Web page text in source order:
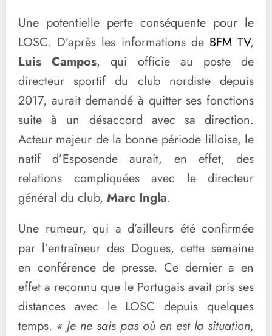
Une potentielle perte conséquente pour le
LOSC. D’après les informations de BFM TV,
Luis Campos, qui officie au poste de
directeur sportif du club nordiste depuis
2017, aurait demandé à quitter ses fonctions
suite à un désaccord avec sa direction.
Acteur majeur de la bonne période lilloise, le
natif d’Esposende aurait, en effet, des
relations compliquées avec le directeur
général du club, Marc Ingla.
Une rumeur, qui a d’ailleurs été confirmée
par l’entraîneur des Dogues, cette semaine
en conférence de presse. Ce dernier a en
effet a reconnu que le Portugais avait pris ses
distances avec le LOSC depuis quelques
temps. « Je ne sais pas où en est la situation,